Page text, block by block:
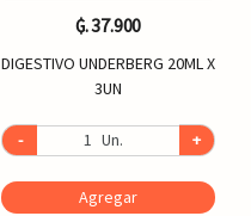
₲. 37.900
DIGESTIVO UNDERBERG 20ML X
3UN
- Un. +
Agregar